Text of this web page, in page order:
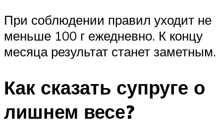
При соблюдении правил уходит не
меньше 100 г ежедневно. К концу
месяца результат станет заметным.
Как сказать супруге о
лишнем весе?